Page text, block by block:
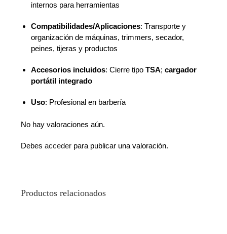
internos para herramientas
Compatibilidades/Aplicaciones: Transporte y
organización de máquinas, trimmers, secador,
peines, tijeras y productos
Accesorios incluidos: Cierre tipoTSA;cargador
portátil integrado
Uso: Profesional en barbería
No hay valoraciones aún.
Debesacceder para publicar una valoración.
Productos relacionados